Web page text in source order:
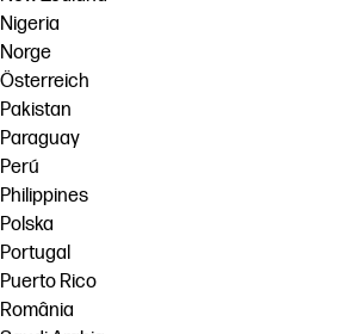
Nigeria
Norge
Österreich
Pakistan
Paraguay
Perú
Philippines
Polska
Portugal
Puerto Rico
România